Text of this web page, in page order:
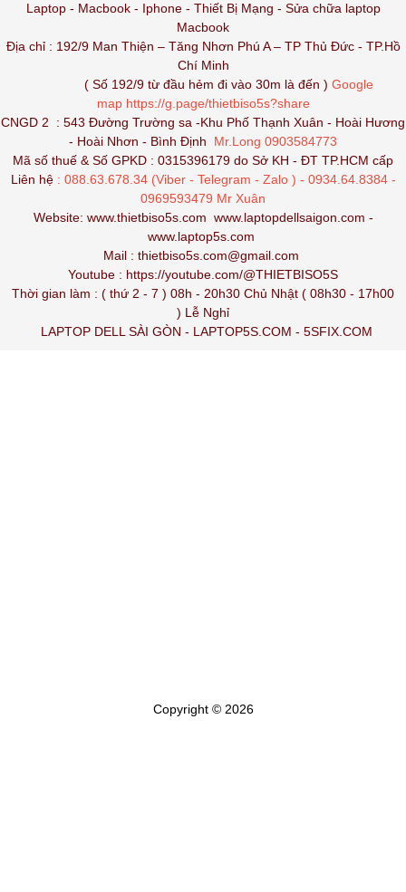
Laptop - Macbook - Iphone - Thiết Bị Mạng - Sửa chữa laptop
Macbook
Địa chỉ : 192/9 Man Thiện – Tăng Nhơn Phú A – TP Thủ Đức - TP.Hồ
Chí Minh
( Số 192/9 từ đầu hẻm đi vào 30m là đến ) Google
map https://g.page/thietbiso5s?share
CNGD 2 : 543 Đường Trường sa -Khu Phố Thạnh Xuân - Hoài Hương
- Hoài Nhơn - Bình Định
Mr.Long 0903584773
Mã số thuế & Số GPKD : 0315396179 do Sở KH - ĐT TP.HCM cấp
Liên hệ : 088.63.678.34 (Viber - Telegram - Zalo ) - 0934.64.8384 -
0969593479 Mr Xuân
Website: www.thietbiso5s.com www.laptopdellsaigon.com -
www.laptop5s.com
Mail : thietbiso5s.com@gmail.com
Youtube : https://youtube.com/@THIETBISO5S
Thời gian làm : ( thứ 2 - 7 ) 08h - 20h30 Chủ Nhật ( 08h30 - 17h00
) Lễ Nghỉ
LAPTOP DELL SÀI GÒN - LAPTOP5S.COM - 5SFIX.COM
Copyright © 2026